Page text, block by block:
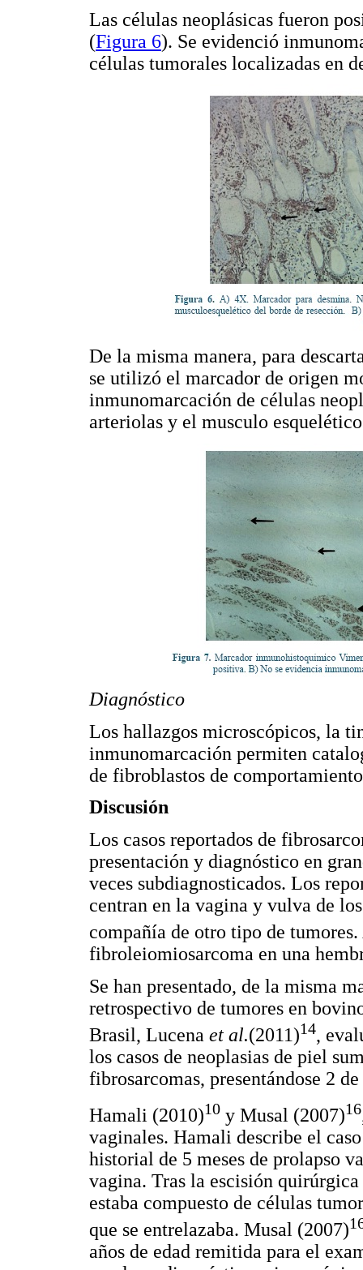
Las células neoplásicas fueron
(Figura 6). Se evidenció
células tumorales localizadas en
De la misma manera, para
se utilizó el marcador de origen
inmunomarcación de células
arteriolas y el musculo
Diagnóstico
Los hallazgos microscópicos, la
inmunomarcación permiten
de fibroblastos de
Discusión
Los casos reportados de
presentación y diagnóstico en
veces subdiagnosticados. Los
centran en la vagina y vulva de
compañía de otro tipo de
fibroleiomiosarcoma en una
Se han presentado, de la misma
retrospectivo de tumores en
Brasil, Lucena et al.(2011)14,
los casos de neoplasias de piel
fibrosarcomas, presentándose 2
Hamali (2010)10 y Musal (2007)16
vaginales. Hamali describe el
historial de 5 meses de prolapso
vagina. Tras la escisión
estaba compuesto de células
que se entrelazaba. Musal (2007)
años de edad remitida para el